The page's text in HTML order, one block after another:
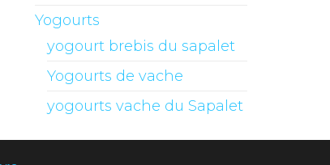
Yogourts
yogourt brebis du sapalet
Yogourts de vache
yogourts vache du Sapalet